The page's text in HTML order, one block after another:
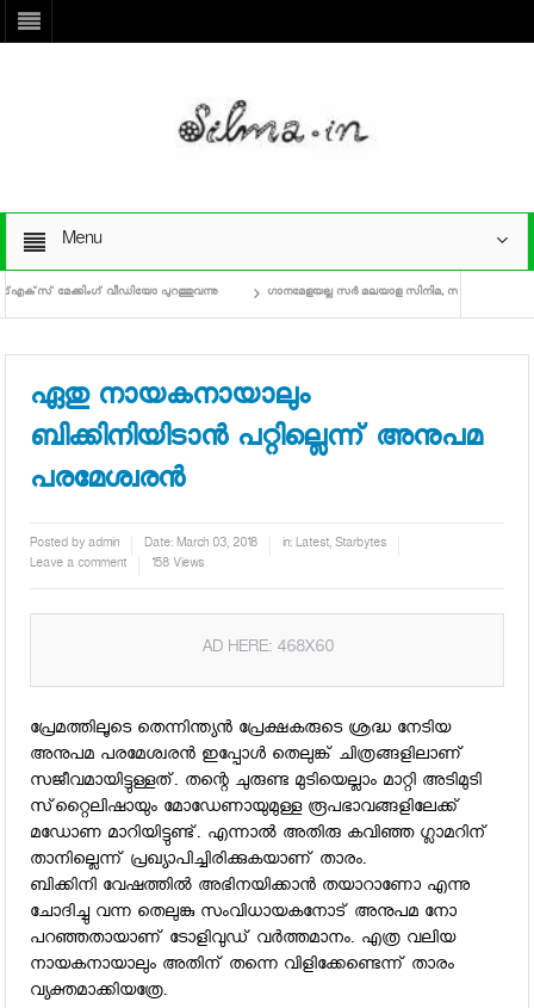
Menu
മേക്കിംഗ് വീഡിയോ പുറത്തുവന്നു ഗാനമേളയല്ല സര്‍ മലയാള സിനിമ, സംസ്ഥാന
ഏതു നായകനായാലും
ബിക്കിനിയിടാന്‍ പറ്റില്ലെന്ന് അനുപമ
പരമേശ്വരന്‍
Posted byadmin Date:March 03, 2018 in:Latest,Starbytes
Leave a comment
158 Views
AD HERE: 468X60
പ്രേമത്തിലൂടെ തെന്നിന്ത്യന്‍ പ്രേക്ഷകരുടെ ശ്രദ്ധ നേടിയ
അനുപമ പരമേശ്വരന്‍ ഇപ്പോള്‍ തെലുങ്ക് ചിത്രങ്ങളിലാണ്
സജീവമായിട്ടുള്ളത്. തന്റെ ചുരുണ്ട മുടിയെല്ലാം മാറ്റി അടിമുടി
സ്‌റ്റൈലിഷായും മോഡേണായുമുള്ള രൂപഭാവങ്ങളിലേക്ക്
മഡോണ മാറിയിട്ടുണ്ട്. എന്നാല്‍ അതിരു കവിഞ്ഞ ഗ്ലാമറിന്
താനില്ലെന്ന് പ്രഖ്യാപിച്ചിരിക്കുകയാണ് താരം.
ബിക്കിനി വേഷത്തില്‍ അഭിനയിക്കാന്‍ തയാറാണോ എന്നു
ചോദിച്ചു വന്ന തെലുങ്കു സംവിധായകനോട് അനുപമ നോ
പറഞ്ഞതായാണ് ടോളിവുഡ് വര്‍ത്തമാനം. എത്ര വലിയ
നായകനായാലും അതിന് തന്നെ വിളിക്കേണ്ടെന്ന് താരം
വ്യക്തമാക്കിയത്രേ.